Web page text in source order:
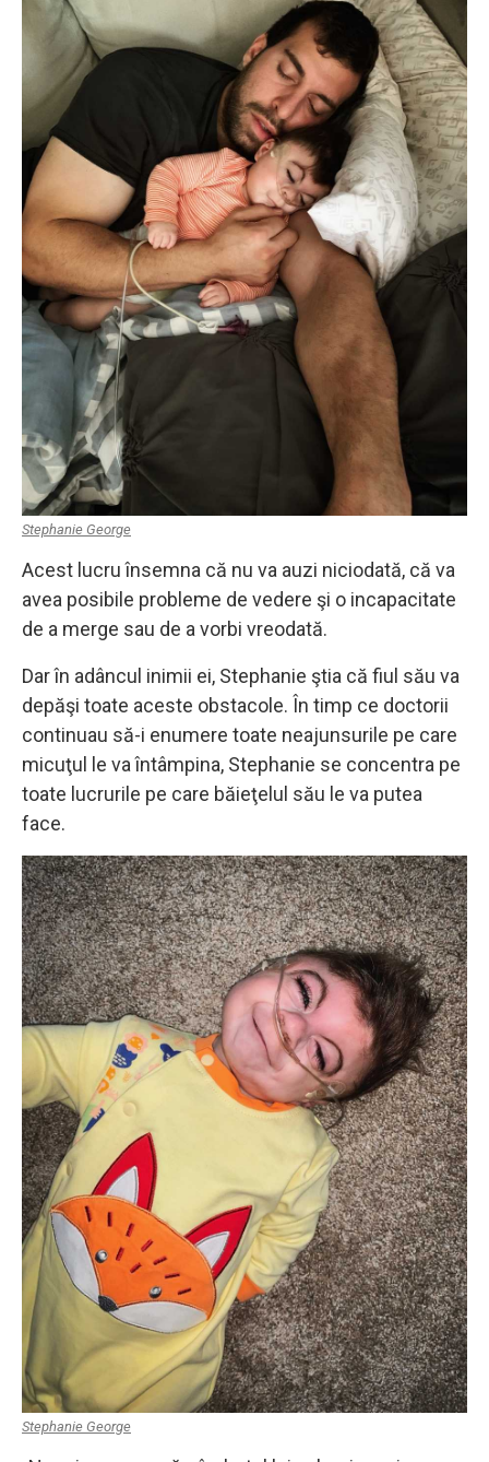
Stephanie George
Acest lucru însemna că nu va auzi niciodată, că va
avea posibile probleme de vedere şi o incapacitate
de a merge sau de a vorbi vreodată.
Dar în adâncul inimii ei, Stephanie ştia că fiul său va
depăşi toate aceste obstacole. În timp ce doctorii
continuau să-i enumere toate neajunsurile pe care
micuţul le va întâmpina, Stephanie se concentra pe
toate lucrurile pe care băieţelul său le va putea
face.
Stephanie George